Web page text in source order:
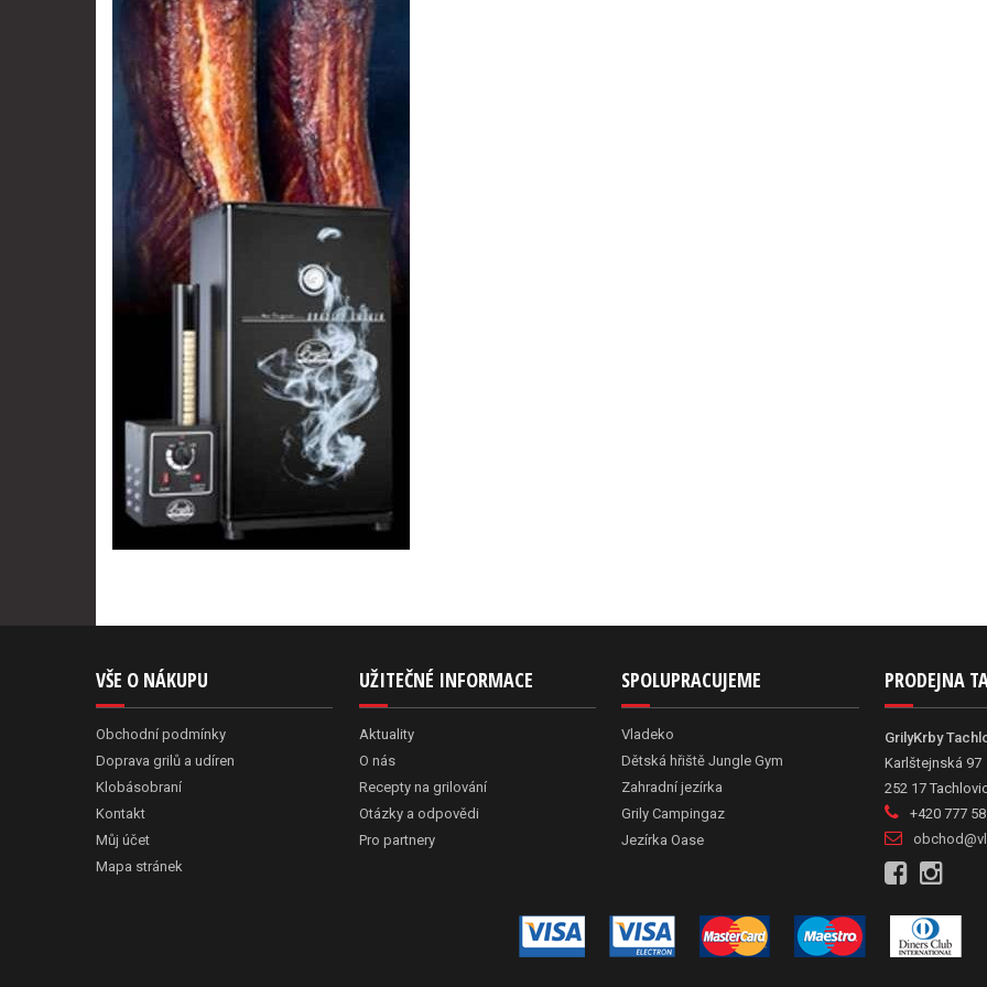
VŠE O NÁKUPU
Obchodní podmínky
Doprava grilů a udíren
Klobásobraní
Kontakt
Můj účet
Mapa stránek
UŽITEČNÉ INFORMACE
Aktuality
O nás
Recepty na grilování
Otázky a odpovědi
Pro partnery
SPOLUPRACUJEME
Vladeko
Dětská hřiště Jungle Gym
Zahradní jezírka
Grily Campingaz
Jezírka Oase
PRODEJNA
GrilyKrby
Karlštejnská 97
252 17
+420 777